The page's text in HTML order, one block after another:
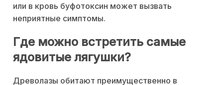
или в кровь буфотоксин может вызвать
неприятные симптомы.
Где можно встретить самые
ядовитые лягушки?
Древолазы обитают преимущественно в